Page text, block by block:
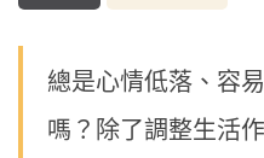
總是心情低落、容
嗎？除了調整生活